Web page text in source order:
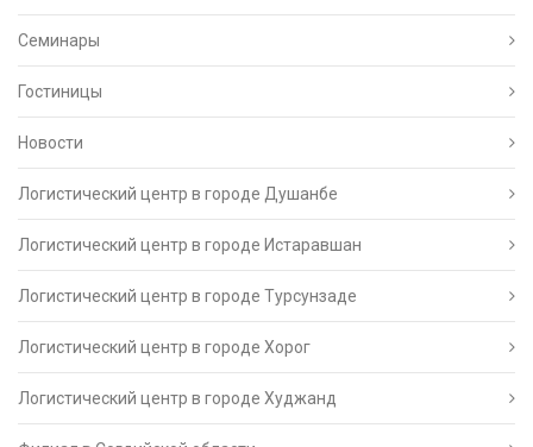
Семинары
Гостиницы
Новости
Логистический центр в городе Душанбе
Логистический центр в городе Истаравшан
Логистический центр в городе Турсунзаде
Логистический центр в городе Хорог
Логистический центр в городе Худжанд